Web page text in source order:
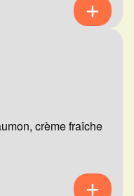
crème fraîche